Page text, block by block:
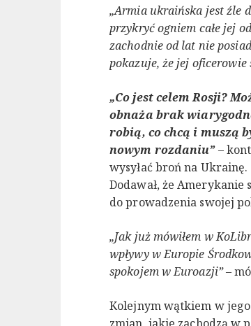
„Armia ukraińska jest źle
przykryć ogniem całe jej
zachodnie od lat nie
pokazuje, że jej
„Co jest celem Rosji?
obnaża brak
robią, co chcą i muszą
nowym rozdaniu”–
wysyłać broń na
Dodawał, że
do prowadzenia swojej
„Jak już mówiłem w
wpływy w Europie
spokojem w Euroazji”–
Kolejnym wątkiem w